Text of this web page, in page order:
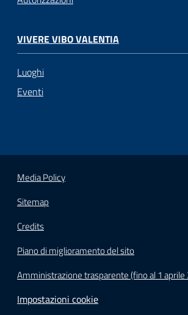
VIVERE VIBO VALENTIA
Luoghi
Eventi
Media Policy
Sitemap
Credits
Piano di miglioramento del sito
Amministrazione trasparente (fino al 1 aprile
Impostazioni cookie